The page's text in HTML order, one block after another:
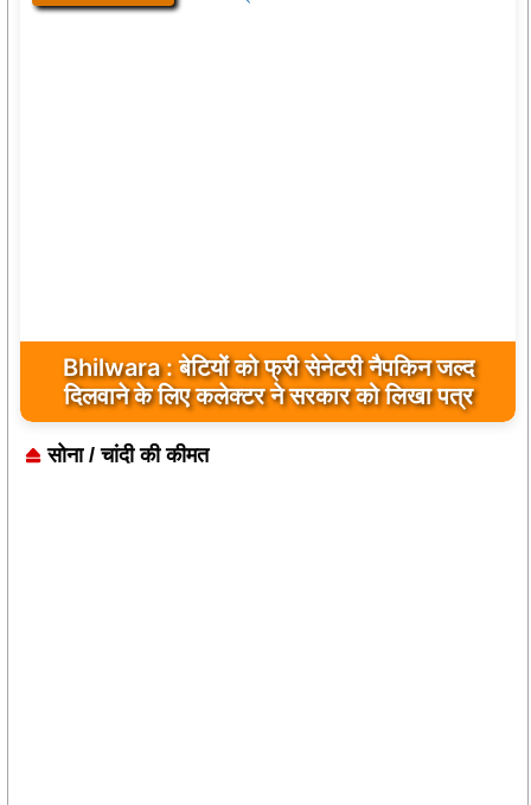
Bhilwara : बेटियों को फ्री सेनेटरी नैपकिन जल्द
दिलवाने के लिए कलेक्टर ने सरकार को लिखा पत्र
सोना / चांदी की कीमत